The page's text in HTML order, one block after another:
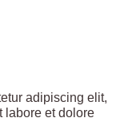
adipiscing elit,
labore et dolore